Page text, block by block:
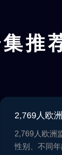
推
2,769人欧
2,769人欧洲
性别、不同